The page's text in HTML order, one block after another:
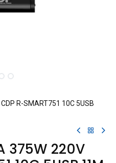
R-SMART751 10C 5USB
375W 220V